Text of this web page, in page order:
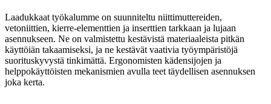
Laadukkaat työkalumme on suunniteltu niittimuttereiden,
vetoniittien, kierre-elementtien ja inserttien tarkkaan ja lujaan
asennukseen. Ne on valmistettu kestävistä materiaaleista pitkän
käyttöiän takaamiseksi, ja ne kestävät vaativia työympäristöjä
suorituskyvystä tinkimättä. Ergonomisten kädensijojen ja
helppokäyttöisten mekanismien avulla teet täydellisen asennuksen
joka kerta.